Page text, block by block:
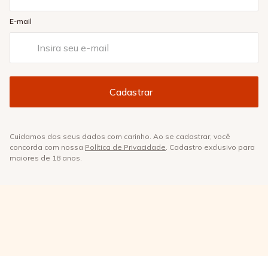
E-mail
Cuidamos dos seus dados com carinho. Ao se cadastrar, você
concorda com nossa Política de Privacidade. Cadastro exclusivo para
maiores de 18 anos.